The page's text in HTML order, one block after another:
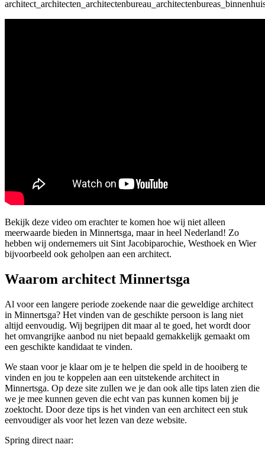
Bekijk deze video om erachter te komen hoe wij niet alleen
meerwaarde bieden in Minnertsga, maar in heel Nederland! Zo
hebben wij ondernemers uit Sint Jacobiparochie, Westhoek en Wier
bijvoorbeeld ook geholpen aan een architect.
Waarom architect Minnertsga
Al voor een langere periode zoekende naar die geweldige architect
in Minnertsga? Het vinden van de geschikte persoon is lang niet
altijd eenvoudig. Wij begrijpen dit maar al te goed, het wordt door
het omvangrijke aanbod nu niet bepaald gemakkelijk gemaakt om
een geschikte kandidaat te vinden.
We staan voor je klaar om je te helpen die speld in de hooiberg te
vinden en jou te koppelen aan een uitstekende architect in
Minnertsga. Op deze site zullen we je dan ook alle tips laten zien die
we je mee kunnen geven die echt van pas kunnen komen bij je
zoektocht. Door deze tips is het vinden van een architect een stuk
eenvoudiger als voor het lezen van deze website.
Spring direct naar: